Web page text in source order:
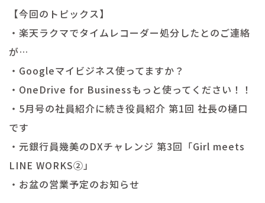
【今回のトピックス】
・楽天ラクマでタイムレコーダー処分したとのご連絡
が…
・Googleマイビジネス使ってますか？
・OneDrive for Businessもっと使ってください！！
・5月号の社員紹介に続き役員紹介 第1回 社長の樋口
です
・元銀行員幾美のDXチャレンジ 第3回「Girl meets
LINE WORKS②」
・お盆の営業予定のお知らせ